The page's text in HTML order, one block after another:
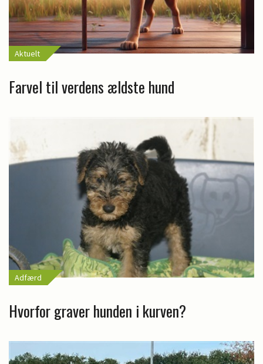
Aktuelt
Farvel til verdens ældste hund
Adfærd
Hvorfor graver hunden i kurven?